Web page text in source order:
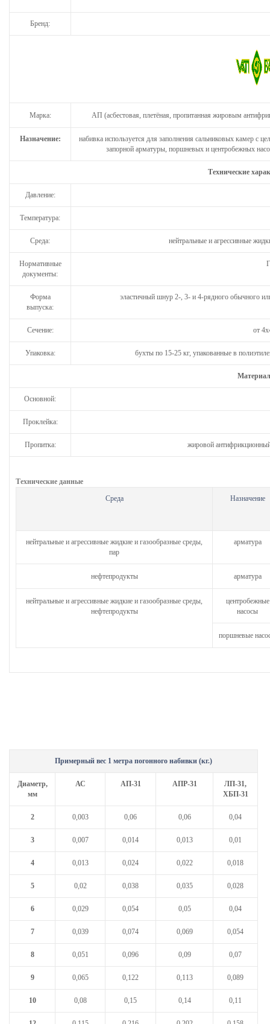
Бренд:
Марка: АП (асбестовая, плетёная, пропитанная жировым
Назначение:
набивка используется для заполнения сальниковых камер с
запорной арматуры, поршневых и центробежных
Технические
Давление:
Температура:
Среда: нейтральные и агрессивные
Нормативные
документы:
Форма
выпуска:
эластичный шнур 2-, 3- и 4-рядного обычного
Сечение: от
Упаковка: бухты по 15-25 кг, упакованные в
Основной:
Проклейка:
Пропитка: жировой
Технические данные
Среда
Назначение
нейтральные и агрессивные жидкие и газообразные среды,
пар
арматура
нефтепродукты арматура
нейтральные и агрессивные жидкие и газообразные среды,
нефтепродукты
центробежные
насосы
поршневые
Примерный вес 1 метра погонного набивки (кг.)
Диаметр,
мм
АС АП-31 АПР-31
ЛП-31,
ХБП-31
2 0,003 0,06 0,06 0,04
3 0,007 0,014 0,013 0,01
4 0,013 0,024 0,022 0,018
5 0,02 0,038 0,035 0,028
6 0,029 0,054 0,05 0,04
7 0,039 0,074 0,069 0,054
8 0,051 0,096 0,09 0,07
9 0,065 0,122 0,113 0,089
10 0,08 0,15 0,14 0,11